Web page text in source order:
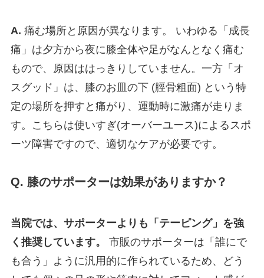
A. 痛む場所と原因が異なります。 いわゆる「成長
痛」は夕方から夜に膝全体や足がなんとなく痛む
もので、原因ははっきりしていません。一方「オ
スグッド」は、膝のお皿の下 (脛骨粗面) という特
定の場所を押すと痛がり、運動時に激痛が走りま
す。こちらは使いすぎ(オーバーユース)によるスポ
ーツ障害ですので、適切なケアが必要です。
Q. 膝のサポーターは効果がありますか？
当院では、サポーターよりも「テーピング」を強
く推奨しています。
市販のサポーターは「誰にで
も合う」ように汎用的に作られているため、どう